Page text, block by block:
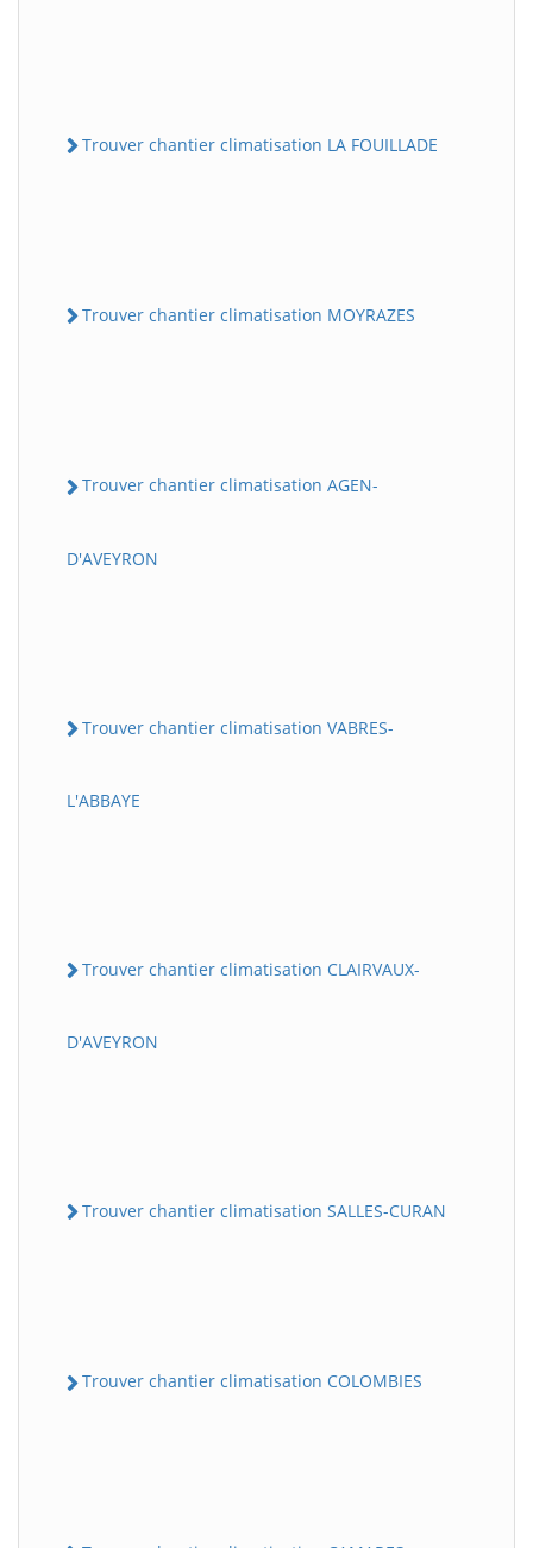
Trouver chantier climatisation LA FOUILLADE
Trouver chantier climatisation MOYRAZES
Trouver chantier climatisation AGEN-
D'AVEYRON
Trouver chantier climatisation VABRES-
L'ABBAYE
Trouver chantier climatisation CLAIRVAUX-
D'AVEYRON
Trouver chantier climatisation SALLES-CURAN
Trouver chantier climatisation COLOMBIES